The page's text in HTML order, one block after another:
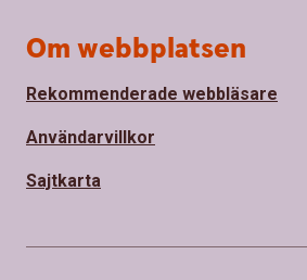
Om webbplatsen
Rekommenderade webbläsare
Användarvillkor
Sajtkarta